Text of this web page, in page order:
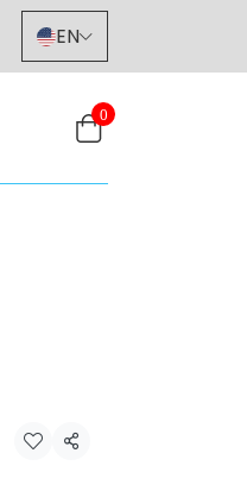
EN
0
Share